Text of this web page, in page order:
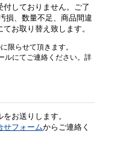
しておりません。ご了
損、数量不足、商品間違
お取り替え致します。
限らせて頂きます。
ルにてご連絡ください。詳
お送りします。
せフォームからご連絡く